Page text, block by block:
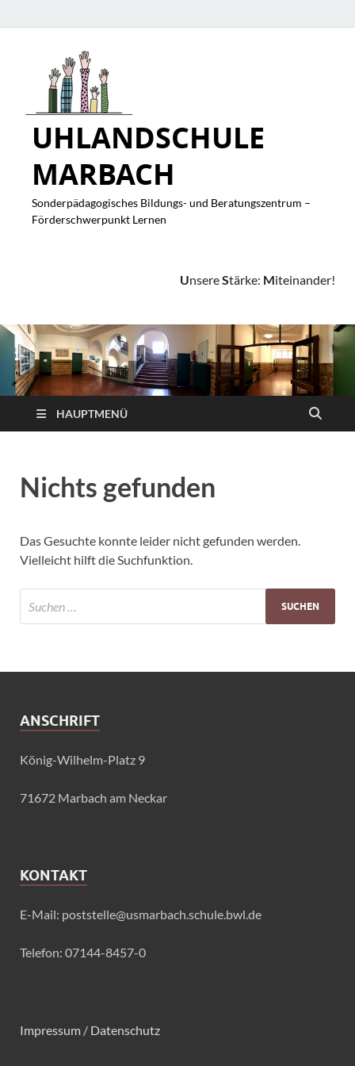
UHLANDSCHULE
MARBACH
Sonderpädagogisches Bildungs- und Beratungszentrum –
Förderschwerpunkt Lernen
UnsereStärke: Miteinander!
HAUPTMENÜ
Nichts gefunden
Das Gesuchte konnte leider nicht gefunden werden.
Vielleicht hilft die Suchfunktion.
ANSCHRIFT
König-Wilhelm-Platz 9
71672 Marbach am Neckar
KONTAKT
E-Mail: poststelle@usmarbach.schule.bwl.de
Telefon: 07144-8457-0
Impressum / Datenschutz